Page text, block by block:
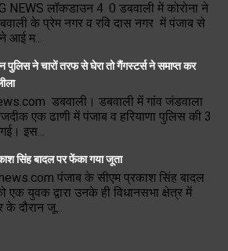
NEWS लॉकडाउन 4. 0 डबवाली में कोरोना ने
के प्रेम नगर व रवि दास नगर में पंजाब से
आई म...
पुलिस ने चारों तरफ से घेरा तो गैंगस्टर्स ने समाप्त कर
डबवाली। डबवाली में गांव जंडवाला
एक ढाणी में पंजाब व हरियाणा पुलिस की 3
इस...
सिंह बादल पर फेंका गया जूता
पंजाब के सीएम प्रकाश सिंह बादल
एक युवक द्वारा उनके ही विधानसभा क्षेत्र में
के दौरान जू...